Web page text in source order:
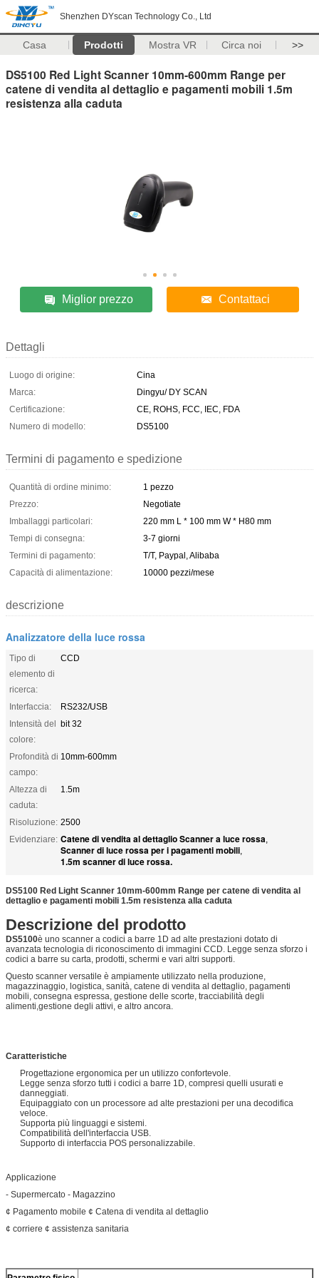
Shenzhen DYscan Technology Co., Ltd
Casa Prodotti Mostra VR Circa noi >>
DS5100 Red Light Scanner 10mm-600mm Range per
catene di vendita al dettaglio e pagamenti mobili 1.5m
resistenza alla caduta
Miglior prezzo Contattaci
Dettagli
Luogo di origine:
Cina
Marca:
Dingyu/ DY SCAN
Certificazione:
CE, ROHS, FCC, IEC, FDA
Numero di modello:
DS5100
Termini di pagamento e spedizione
Quantità di ordine minimo:
1 pezzo
Prezzo:
Negotiate
Imballaggi particolari:
220 mm L * 100 mm W * H80 mm
Tempi di consegna:
3-7 giorni
Termini di pagamento:
T/T, Paypal, Alibaba
Capacità di alimentazione:
10000 pezzi/mese
descrizione
Analizzatore della luce rossa
Tipo di
elemento di
ricerca:
CCD
Interfaccia:
RS232/USB
Intensità del
colore:
bit 32
Profondità di
campo:
10mm-600mm
Altezza di
caduta:
1.5m
Risoluzione: 2500
Evidenziare: Catene di vendita al dettaglio Scanner a luce rossa,
Scanner di luce rossa per i pagamenti mobili,
1.5m scanner di luce rossa.
DS5100 Red Light Scanner 10mm-600mm Range per catene di vendita al
dettaglio e pagamenti mobili 1.5m resistenza alla caduta
Descrizione del prodotto
DS5100è uno scanner a codici a barre 1D ad alte prestazioni dotato di
avanzata tecnologia di riconoscimento di immagini CCD. Legge senza sforzo i
codici a barre su carta, prodotti, schermi e vari altri supporti.
Questo scanner versatile è ampiamente utilizzato nella produzione,
magazzinaggio, logistica, sanità, catene di vendita al dettaglio, pagamenti
mobili, consegna espressa, gestione delle scorte, tracciabilità degli
alimenti,gestione degli attivi, e altro ancora.
Caratteristiche
Progettazione ergonomica per un utilizzo confortevole.
Legge senza sforzo tutti i codici a barre 1D, compresi quelli usurati e
danneggiati.
Equipaggiato con un processore ad alte prestazioni per una decodifica
veloce.
Supporta più linguaggi e sistemi.
Compatibilità dell'interfaccia USB.
Supporto di interfaccia POS personalizzabile.
Applicazione
- Supermercato - Magazzino
¢ Pagamento mobile ¢ Catena di vendita al dettaglio
¢ corriere ¢ assistenza sanitaria